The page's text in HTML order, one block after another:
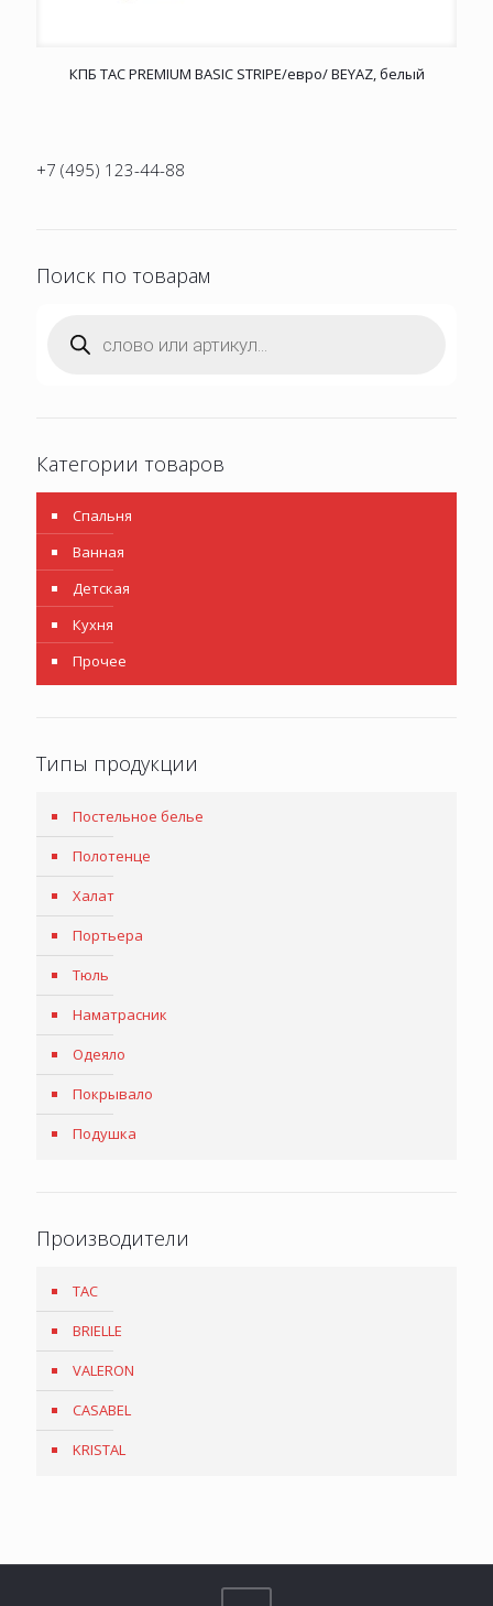
КПБ TAC PREMIUM BASIC STRIPE/евро/ BEYAZ, белый
+7 (495) 123-44-88
Поиск по товарам
товаров
Категории товаров
Спальня
Ванная
Детская
Кухня
Прочее
Типы продукции
Постельное белье
Полотенце
Халат
Портьера
Тюль
Наматрасник
Одеяло
Покрывало
Подушка
Производители
TAC
BRIELLE
VALERON
CASABEL
KRISTAL